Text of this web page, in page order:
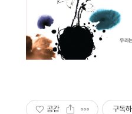
공감 구독하